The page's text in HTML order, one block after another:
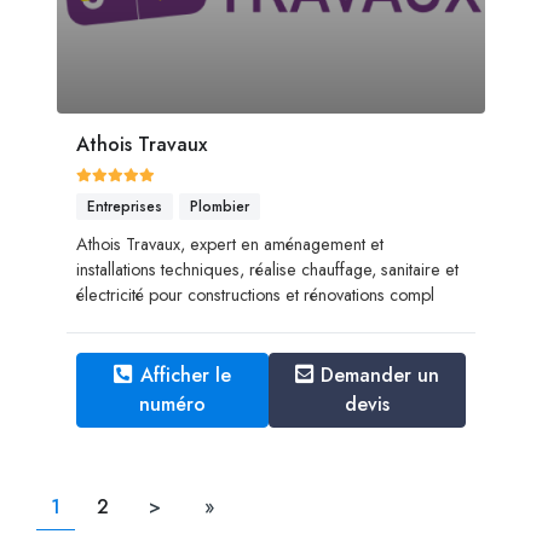
Athois Travaux
Entreprises Plombier
Athois Travaux, expert en aménagement et
installations techniques, réalise chauffage, sanitaire et
électricité pour constructions et rénovations compl
Afficher le
numéro
Demander un
devis
1 2 > »